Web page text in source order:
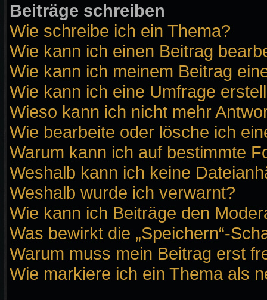
Beiträge schreiben
Wie schreibe ich ein Thema?
Wie kann ich einen Beitrag
Wie kann ich meinem Beitrag
Wie kann ich eine Umfrage
Wieso kann ich nicht mehr
Wie bearbeite oder lösche ich
Warum kann ich auf bestimmte
Weshalb kann ich keine
Weshalb wurde ich verwarnt?
Wie kann ich Beiträge den
Was bewirkt die „Speichern“-
Warum muss mein Beitrag erst
Wie markiere ich ein Thema als